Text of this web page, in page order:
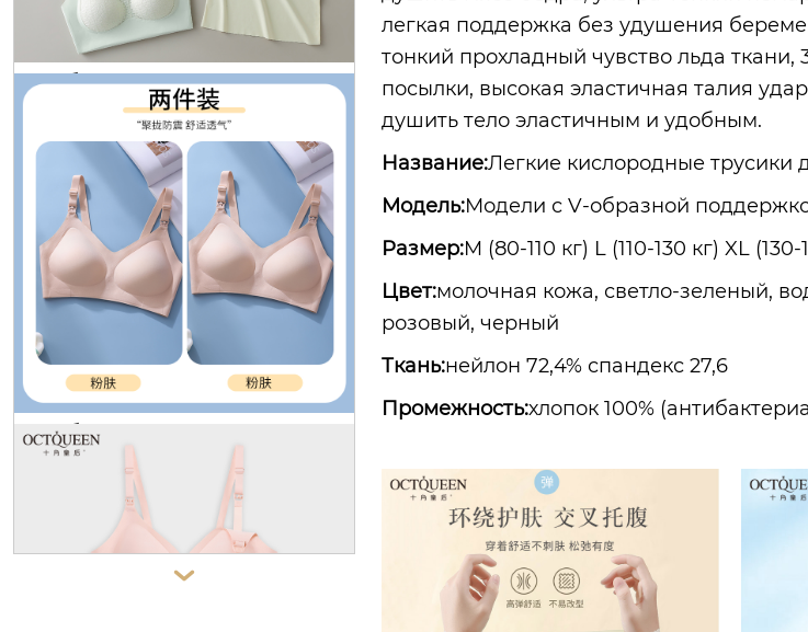
послеродовой грудного вскармли
вания специальные бюстгальтер
кормления удобные немаркие фи
ксированной чашки
октябрь королева материнства сп
ециальный бюстгальтер кормлен
ия собраны анти-обвисание бере
менности бюстгальтер тонкий раз
дел грудного вскармливания вер
хняя поддержка нижнее белье же

легкая поддержка без удушения
тонкий прохладный чувство льда
посылки, высокая эластичная талия
душить тело эластичным и удобным.
Название:Легкие кислородные трусики
Модель:Модели с V-образной
Размер:M (80-110 кг) L (110-130 кг) XL
Цвет:молочная кожа, светло-зеленый,
розовый, черный
Ткань:нейлон 72,4% спандекс 27,6
Промежность:хлопок 100%